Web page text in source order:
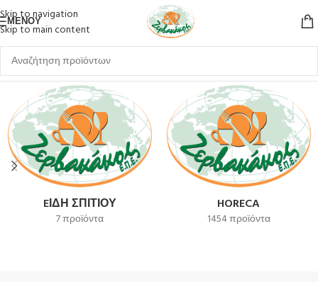
Skip to navigation
Skip to main content
ΜΕΝΟΎ
Αρχική σελίδα Προϊόν Unit Per Master 4
EΊΔΗ ΣΠΙΤΙΟΎ
7 προϊόντα
HORECA
1454 προϊόντα